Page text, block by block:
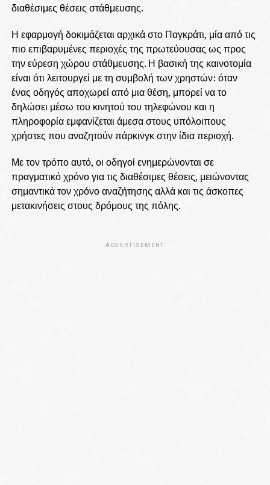
διαθέσιμες θέσεις στάθμευσης.
Η εφαρμογή δοκιμάζεται αρχικά στο Παγκράτι, μία από τις
πιο επιβαρυμένες περιοχές της πρωτεύουσας ως προς
την εύρεση χώρου στάθμευσης. Η βασική της καινοτομία
είναι ότι λειτουργεί με τη συμβολή των χρηστών: όταν
ένας οδηγός αποχωρεί από μια θέση, μπορεί να το
δηλώσει μέσω του κινητού του τηλεφώνου και η
πληροφορία εμφανίζεται άμεσα στους υπόλοιπους
χρήστες που αναζητούν πάρκινγκ στην ίδια περιοχή.
Με τον τρόπο αυτό, οι οδηγοί ενημερώνονται σε
πραγματικό χρόνο για τις διαθέσιμες θέσεις, μειώνοντας
σημαντικά τον χρόνο αναζήτησης αλλά και τις άσκοπες
μετακινήσεις στους δρόμους της πόλης.
ADVERTISEMENT